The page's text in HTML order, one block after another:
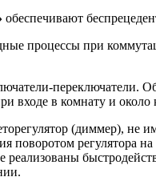
обеспечивают
процессы при
переключатели.
входе в комнату и около
(диммер), не
поворотом регулятора